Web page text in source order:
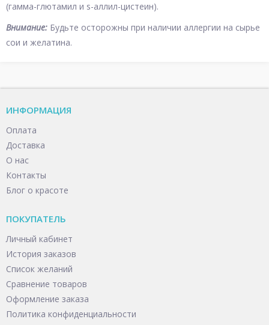
(гамма-глютамил и s-аллил-цистеин).
Внимание: Будьте осторожны при наличии аллергии на сырье
сои и желатина.
ИНФОРМАЦИЯ
Оплата
Доставка
О нас
Контакты
Блог о красоте
ПОКУПАТЕЛЬ
Личный кабинет
История заказов
Список желаний
Сравнение товаров
Оформление заказа
Политика конфиденциальности